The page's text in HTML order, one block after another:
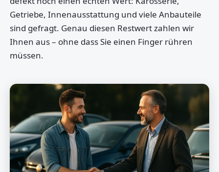
Getriebe, Innenausstattung und viele Anbauteile
sind gefragt. Genau diesen Restwert zahlen wir
Ihnen aus – ohne dass Sie einen Finger rühren
müssen.